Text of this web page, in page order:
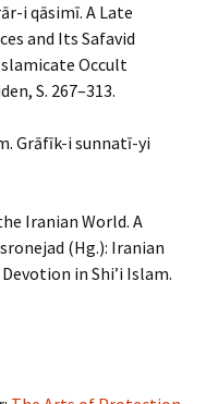
i qāsimī. A Late
and Its Safavid
Occult
S. 267–313.
Grāfīk-i sunnatī-yi
Iranian World. A
(Hg.): Iranian
in Shi’i Islam.